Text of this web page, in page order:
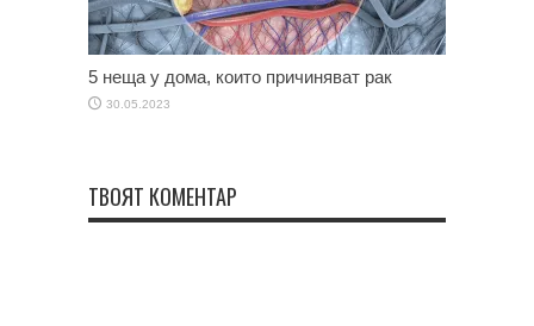
5 неща у дома, които причиняват рак
30.05.2023
ТВОЯТ КОМЕНТАР